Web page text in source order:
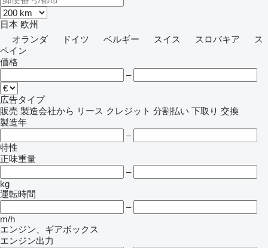
日本 欧州
オランダ
ドイツ ベルギー スイス スロバキア
ス
ペイン
価格
–
広告タイプ
販売 製造会社から リース クレジット 分割払い 下取り 交換
製造年
–
特性
正味重量
–
kg
運転時間
–
m/h
エンジン、ギアボックス
エンジン出力